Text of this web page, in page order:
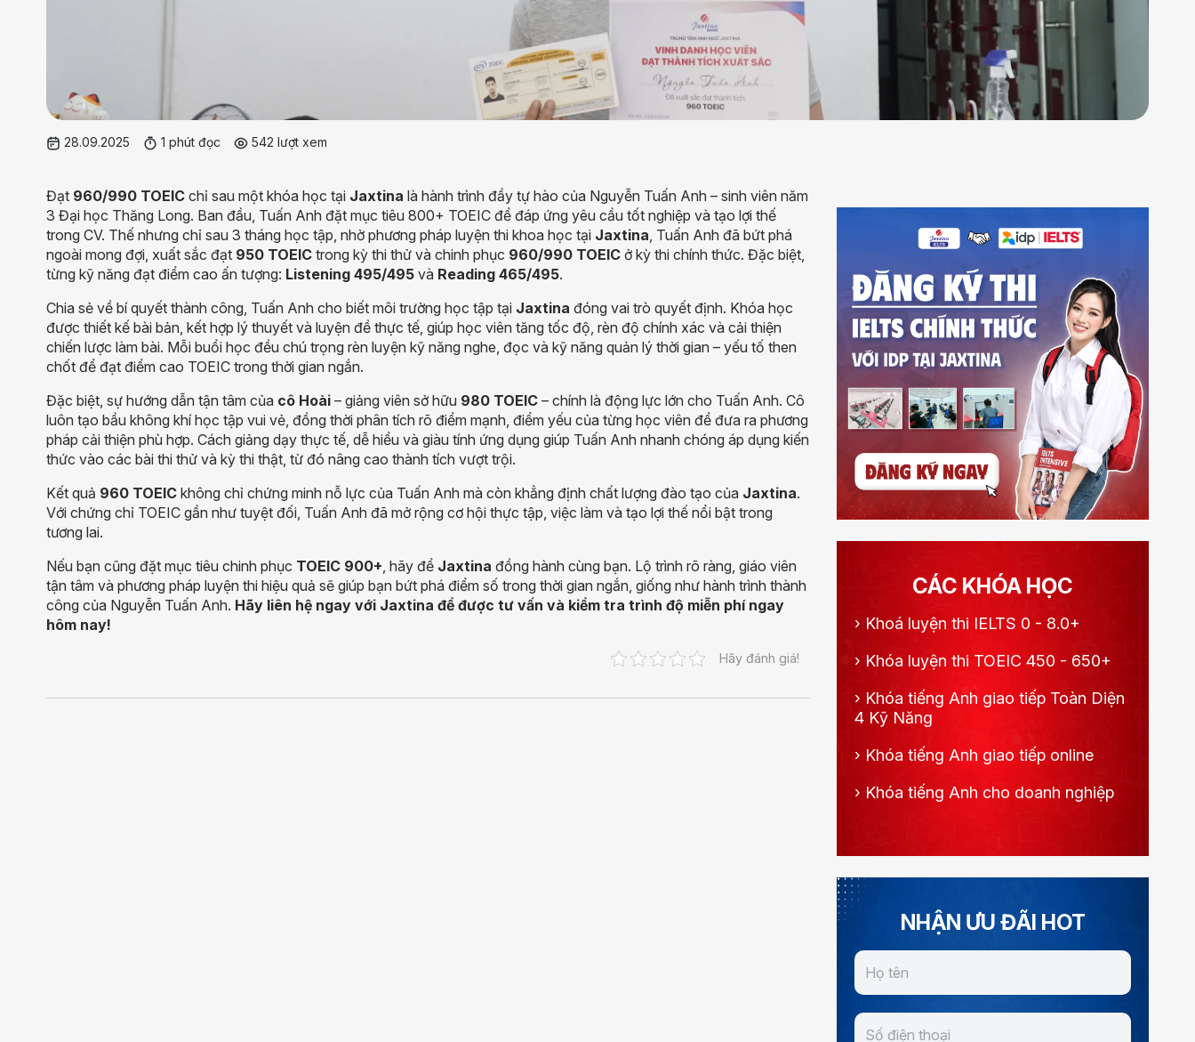
28.09.2025 1 phút đọc 542 lượt xem
Đạt 960/990 TOEIC chỉ sau một khóa học tại Jaxtina là hành trình đầy tự hào của Nguyễn Tuấn Anh – sinh viên năm
3 Đại học Thăng Long. Ban đầu, Tuấn Anh đặt mục tiêu 800+ TOEIC để đáp ứng yêu cầu tốt nghiệp và tạo lợi thế
trong CV. Thế nhưng chỉ sau 3 tháng học tập, nhờ phương pháp luyện thi khoa học tại Jaxtina, Tuấn Anh đã bứt phá
ngoài mong đợi, xuất sắc đạt 950 TOEIC trong kỳ thi thử và chinh phục 960/990 TOEIC ở kỳ thi chính thức. Đặc biệt,
từng kỹ năng đạt điểm cao ấn tượng: Listening 495/495 và Reading 465/495.
Chia sẻ về bí quyết thành công, Tuấn Anh cho biết môi trường học tập tại Jaxtina đóng vai trò quyết định. Khóa học
được thiết kế bài bản, kết hợp lý thuyết và luyện đề thực tế, giúp học viên tăng tốc độ, rèn độ chính xác và cải thiện
chiến lược làm bài. Mỗi buổi học đều chú trọng rèn luyện kỹ năng nghe, đọc và kỹ năng quản lý thời gian – yếu tố then
chốt để đạt điểm cao TOEIC trong thời gian ngắn.
Đặc biệt, sự hướng dẫn tận tâm của cô Hoài – giảng viên sở hữu 980 TOEIC – chính là động lực lớn cho Tuấn Anh. Cô
luôn tạo bầu không khí học tập vui vẻ, đồng thời phân tích rõ điểm mạnh, điểm yếu của từng học viên để đưa ra phương
pháp cải thiện phù hợp. Cách giảng dạy thực tế, dễ hiểu và giàu tính ứng dụng giúp Tuấn Anh nhanh chóng áp dụng kiến
thức vào các bài thi thử và kỳ thi thật, từ đó nâng cao thành tích vượt trội.
Kết quả 960 TOEIC không chỉ chứng minh nỗ lực của Tuấn Anh mà còn khẳng định chất lượng đào tạo của Jaxtina.
Với chứng chỉ TOEIC gần như tuyệt đối, Tuấn Anh đã mở rộng cơ hội thực tập, việc làm và tạo lợi thế nổi bật trong
tương lai.
Nếu bạn cũng đặt mục tiêu chinh phục TOEIC 900+, hãy để Jaxtina đồng hành cùng bạn. Lộ trình rõ ràng, giáo viên
tận tâm và phương pháp luyện thi hiệu quả sẽ giúp bạn bứt phá điểm số trong thời gian ngắn, giống như hành trình thành
công của Nguyễn Tuấn Anh. Hãy liên hệ ngay với Jaxtina để được tư vấn và kiểm tra trình độ miễn phí ngay
hôm nay!
Hãy đánh giá!
CÁC KHÓA HỌC
› Khoá luyện thi IELTS 0 - 8.0+
› Khóa luyện thi TOEIC 450 - 650+
› Khóa tiếng Anh giao tiếp Toàn Diện
4 Kỹ Năng
› Khóa tiếng Anh giao tiếp online
› Khóa tiếng Anh cho doanh nghiệp
NHẬN ƯU ĐÃI HOT